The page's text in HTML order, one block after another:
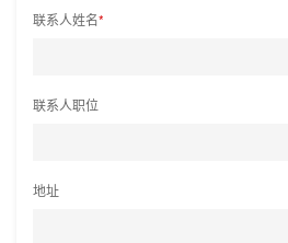
联系人姓名*
联系人职位
地址